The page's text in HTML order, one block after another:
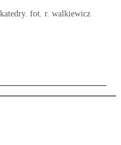
fot. r. walkiewicz